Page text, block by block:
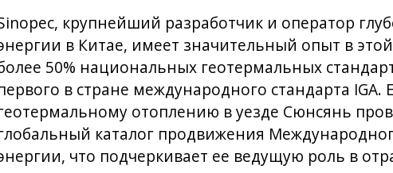
крупнейший разработчик и оператор
в Китае, имеет значительный опыт в
50% национальных геотермальных
в стране международного стандарта
отоплению в уезде Сюнсянь
каталог продвижения
что подчеркивает ее ведущую роль в